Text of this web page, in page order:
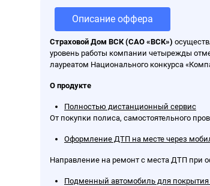
Описание оффера
Страховой Дом ВСК (САО «ВСК»)
уровень работы компании четырежды
лауреатом Национального конкурса
О продукте
Полностью дистанционный сервис
От покупки полиса, самостоятельного
Оформление ДТП на месте через
Направление на ремонт с места ДТП при
Подменный автомобиль для покрытия